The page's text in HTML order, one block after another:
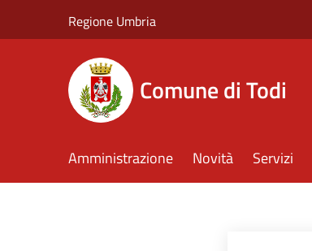
Regione Umbria
Comune di Todi
Amministrazione Novità Servizi